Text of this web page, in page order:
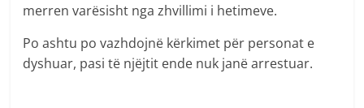
merren varësisht nga zhvillimi i hetimeve.
Po ashtu po vazhdojnë kërkimet për personat e
dyshuar, pasi të njëjtit ende nuk janë arrestuar.